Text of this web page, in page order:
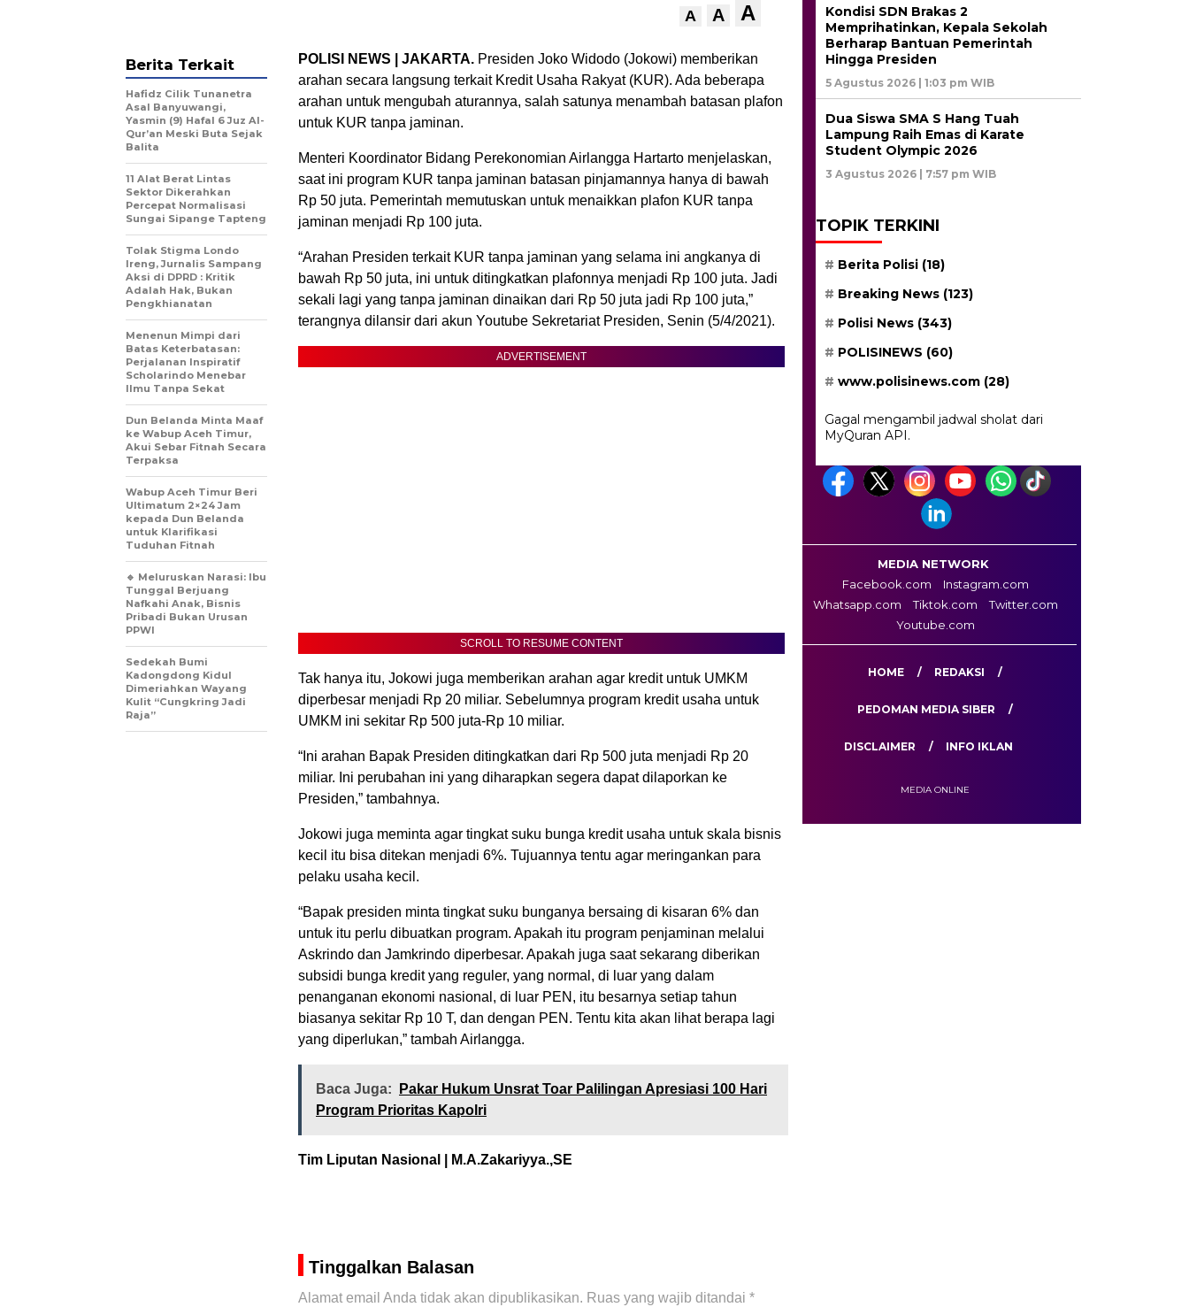
A A A
POLISI NEWS | JAKARTA. Presiden Joko Widodo (Jokowi) memberikan
arahan secara langsung terkait Kredit Usaha Rakyat (KUR). Ada beberapa
arahan untuk mengubah aturannya, salah satunya menambah batasan plafon
untuk KUR tanpa jaminan.
Menteri Koordinator Bidang Perekonomian Airlangga Hartarto menjelaskan,
saat ini program KUR tanpa jaminan batasan pinjamannya hanya di bawah
Rp 50 juta. Pemerintah memutuskan untuk menaikkan plafon KUR tanpa
jaminan menjadi Rp 100 juta.
“Arahan Presiden terkait KUR tanpa jaminan yang selama ini angkanya di
bawah Rp 50 juta, ini untuk ditingkatkan plafonnya menjadi Rp 100 juta. Jadi
sekali lagi yang tanpa jaminan dinaikan dari Rp 50 juta jadi Rp 100 juta,”
terangnya dilansir dari akun Youtube Sekretariat Presiden, Senin (5/4/2021).
ADVERTISEMENT
SCROLL TO RESUME CONTENT
Tak hanya itu, Jokowi juga memberikan arahan agar kredit untuk UMKM
diperbesar menjadi Rp 20 miliar. Sebelumnya program kredit usaha untuk
UMKM ini sekitar Rp 500 juta-Rp 10 miliar.
“Ini arahan Bapak Presiden ditingkatkan dari Rp 500 juta menjadi Rp 20
miliar. Ini perubahan ini yang diharapkan segera dapat dilaporkan ke
Presiden,” tambahnya.
Jokowi juga meminta agar tingkat suku bunga kredit usaha untuk skala bisnis
kecil itu bisa ditekan menjadi 6%. Tujuannya tentu agar meringankan para
pelaku usaha kecil.
“Bapak presiden minta tingkat suku bunganya bersaing di kisaran 6% dan
untuk itu perlu dibuatkan program. Apakah itu program penjaminan melalui
Askrindo dan Jamkrindo diperbesar. Apakah juga saat sekarang diberikan
subsidi bunga kredit yang reguler, yang normal, di luar yang dalam
penanganan ekonomi nasional, di luar PEN, itu besarnya setiap tahun
biasanya sekitar Rp 10 T, dan dengan PEN. Tentu kita akan lihat berapa lagi
yang diperlukan,” tambah Airlangga.
Baca Juga:
Pakar Hukum Unsrat Toar Palilingan Apresiasi 100 Hari
Program Prioritas Kapolri
Tim Liputan Nasional | M.A.Zakariyya.,SE
Tinggalkan Balasan
Alamat email Anda tidak akan dipublikasikan. Ruas yang wajib ditandai *
Berita Terkait
Hafidz Cilik Tunanetra
Asal Banyuwangi,
Yasmin (9) Hafal 6 Juz Al-
Qur’an Meski Buta Sejak
Balita
11 Alat Berat Lintas
Sektor Dikerahkan
Percepat Normalisasi
Sungai Sipange Tapteng
Tolak Stigma Londo
Ireng, Jurnalis Sampang
Aksi di DPRD : Kritik
Adalah Hak, Bukan
Pengkhianatan
Menenun Mimpi dari
Batas Keterbatasan:
Perjalanan Inspiratif
Scholarindo Menebar
Ilmu Tanpa Sekat
Dun Belanda Minta Maaf
ke Wabup Aceh Timur,
Akui Sebar Fitnah Secara
Terpaksa
Wabup Aceh Timur Beri
Ultimatum 2×24 Jam
kepada Dun Belanda
untuk Klarifikasi
Tuduhan Fitnah
🔹 Meluruskan Narasi: Ibu
Tunggal Berjuang
Nafkahi Anak, Bisnis
Pribadi Bukan Urusan
PPWI
Sedekah Bumi
Kadongdong Kidul
Dimeriahkan Wayang
Kulit “Cungkring Jadi
Raja”
Kondisi SDN Brakas 2
Memprihatinkan, Kepala Sekolah
Berharap Bantuan Pemerintah
Hingga Presiden
5 Agustus 2026 | 1:03 pm WIB
Dua Siswa SMA S Hang Tuah
Lampung Raih Emas di Karate
Student Olympic 2026
3 Agustus 2026 | 7:57 pm WIB
TOPIK TERKINI
Berita Polisi (18)
Breaking News (123)
Polisi News (343)
POLISINEWS (60)
www.polisinews.com (28)
Gagal mengambil jadwal sholat dari
MyQuran API.
MEDIA NETWORK
Facebook.com
Instagram.com
Whatsapp.com
Tiktok.com
Twitter.com
Youtube.com
HOME REDAKSI
PEDOMAN MEDIA SIBER
DISCLAIMER INFO IKLAN
MEDIA ONLINE